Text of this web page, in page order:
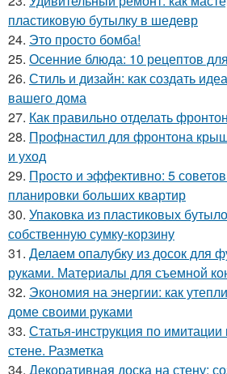
пластиковую бутылку в шедевр
24. Это просто бомба!
25. Осенние блюда: 10 рецептов
26. Стиль и дизайн: как создать
вашего дома
27. Как правильно отделать
28. Профнастил для фронтона
и уход
29. Просто и эффективно: 5
планировки больших квартир
30. Упаковка из пластиковых
собственную сумку-корзину
31. Делаем опалубку из досок для
руками. Материалы для съемной
32. Экономия на энергии: как
доме своими руками
33. Статья-инструкция по
стене. Разметка
34. Декоративная доска на стену: